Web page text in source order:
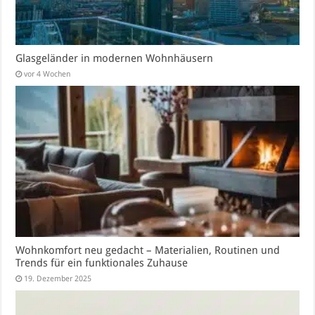
Glasgeländer in modernen Wohnhäusern
vor 4 Wochen
Wohnkomfort neu gedacht – Materialien, Routinen und
Trends für ein funktionales Zuhause
19. Dezember 2025